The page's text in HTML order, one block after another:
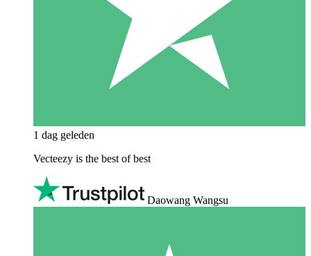
1 dag geleden
Vecteezy is the best of best
Daowang Wangsu